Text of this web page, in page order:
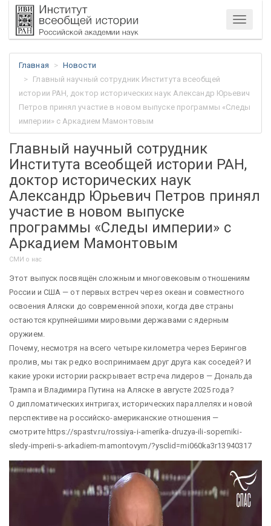
Меню
Главная
Новости
Главный научный сотрудник Института всеобщей
истории РАН, доктор исторических наук Александр Юрьевич
Петров принял участие в новом выпуске программы «Следы
империи» с Аркадием Мамонтовым
Главный научный сотрудник
Института всеобщей истории РАН,
доктор исторических наук
Александр Юрьевич Петров принял
участие в новом выпуске
программы «Следы империи» с
Аркадием Мамонтовым
СМИ о нас
Этот выпуск посвящён сложным и многовековым отношениям
России и США — от первых встреч через океан и совместного
освоения Аляски до современной эпохи, когда две страны
остаются крупнейшими мировыми державами с ядерным
оружием.
Почему, несмотря на всего четыре километра через Берингов
пролив, мы так редко воспринимаем друг друга как соседей? И
какие уроки истории раскрывает встреча лидеров — Дональда
Трампа и Владимира Путина на Аляске в августе 2025 года?
О дипломатических интригах, исторических параллелях и новой
перспективе на российско-американские отношения —
смотрите https://spastv.ru/rossiya-i-amerika-druzya-ili-soperniki-
sledy-imperii-s-arkadiem-mamontovym/?ysclid=mi060ka3r13940317